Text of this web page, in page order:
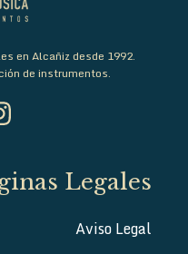
en Alcañiz desde 1992.
de instrumentos.
Legales
Aviso Legal